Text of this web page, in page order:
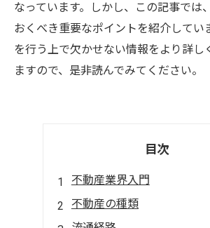
なっています。しかし、この記事では
おくべき重要なポイントを紹介してい
を行う上で欠かせない情報をより詳し
ますので、是非読んでみてください。
目次
不動産業界入門
不動産の種類